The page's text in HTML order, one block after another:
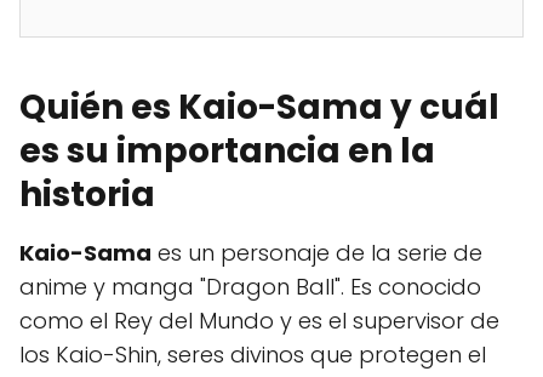
Quién es Kaio-Sama y cuál
es su importancia en la
historia
Kaio-Sama es un personaje de la serie de
anime y manga "Dragon Ball". Es conocido
como el Rey del Mundo y es el supervisor de
los Kaio-Shin, seres divinos que protegen el